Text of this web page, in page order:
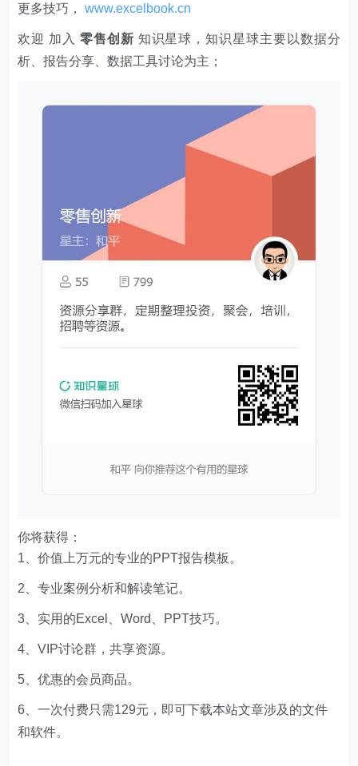
更多技巧，www.excelbook.cn
欢迎 加入 零售创新 知识星球，知识星球主要以数据分
析、报告分享、数据工具讨论为主；
你将获得：
1、价值上万元的专业的PPT报告模板。
2、专业案例分析和解读笔记。
3、实用的Excel、Word、PPT技巧。
4、VIP讨论群，共享资源。
5、优惠的会员商品。
6、一次付费只需129元，即可下载本站文章涉及的文件
和软件。